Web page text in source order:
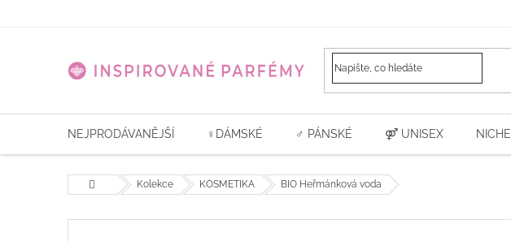
NEJPRODÁVANĚJŠÍ ♀️DÁMSKÉ ♂ PÁNSKÉ ⚤ UNISEX NICHE
Domů Kolekce KOSMETIKA BIO Heřmánková voda